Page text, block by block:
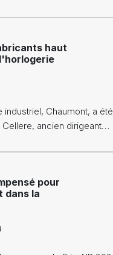
haut
industriel, Chaumont, a
ancien dirigeant…
pour
dans la